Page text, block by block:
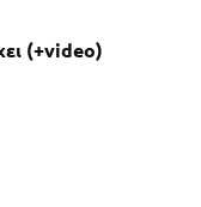
(+video)